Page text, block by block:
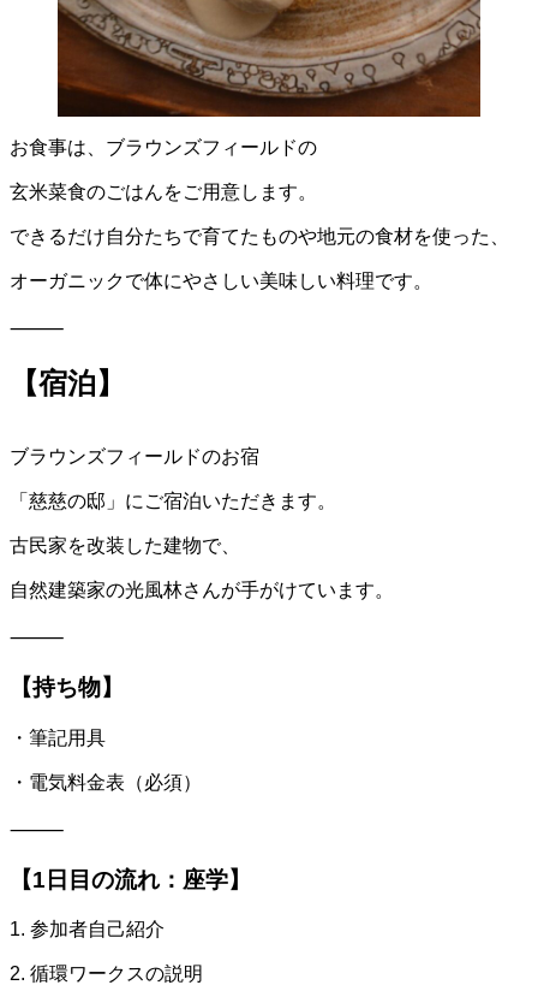
お食事は、ブラウンズフィールドの
玄米菜食のごはんをご用意します。
できるだけ自分たちで育てたものや地元の食材を使った、
オーガニックで体にやさしい美味しい料理です。
⸻
【宿泊】
ブラウンズフィールドのお宿
「慈慈の邸」にご宿泊いただきます。
古民家を改装した建物で、
自然建築家の光風林さんが手がけています。
⸻
【持ち物】
・筆記用具
・電気料金表（必須）
⸻
【1日目の流れ：座学】
1. 参加者自己紹介
2. 循環ワークスの説明